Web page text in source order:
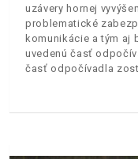
uzávery hornej
problematické
komunikácie a tým aj
uvedenú časť
časť odpočívadla